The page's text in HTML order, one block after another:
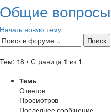
Общие вопросы
Начать новую тему
Тем: 18 • Страница 1 из 1
Темы
Ответов
Просмотров
Последнее сообщение